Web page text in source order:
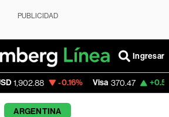
PUBLICIDAD
Ingresar
-0.16% Visa 370.47 +0.52%
ARGENTINA